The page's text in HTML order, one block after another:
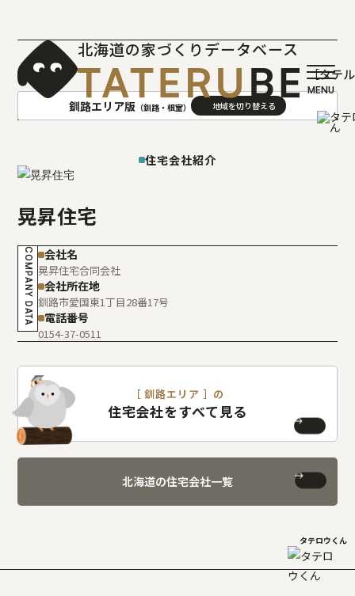
北海道の家づくりデータベース
［タテ
釧路エリア版 （釧路・根室）
函館(渡島･檜山)版
室蘭(胆振･日高)版
釧路(釧路･根室)版
北見(オホーツク)版
住宅会社紹介
晃昇住宅
COMPANY DATA 会社名
晃昇住宅合同会社
会社所在地
釧路市愛国東1丁目28番17号
電話番号
0154-37-0511
［ 釧路エリア ］の
住宅会社をすべて見る
北海道の住宅会社一覧
タテロウくん